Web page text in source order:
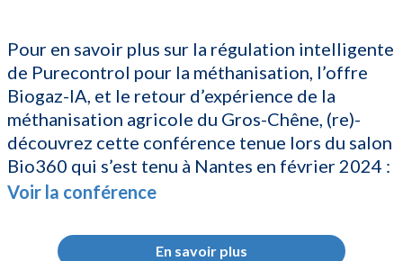
Pour en savoir plus sur la régulation intelligente
de Purecontrol pour la méthanisation, l’offre
Biogaz-IA, et le retour d’expérience de la
méthanisation agricole du Gros-Chêne, (re)-
découvrez cette conférence tenue lors du salon
Bio360 qui s’est tenu à Nantes en février 2024 :
Voir la conférence
En savoir plus